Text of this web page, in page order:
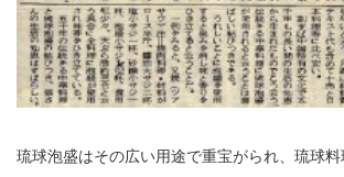
琉球泡盛はその広い用途で重宝がられ、琉球